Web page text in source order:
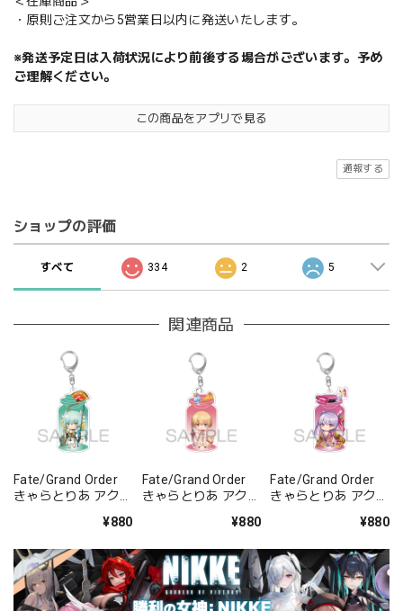
・原則ご注文から5営業日以内に発送いたします。
※発送予定日は入荷状況により前後する場合がございます。予め
ご理解ください。
この商品をアプリで見る
通報する
ショップの評価
すべて 334 2 5
関連商品
Fate/Grand Order
きゃらとりあ アクリ
¥880
Fate/Grand Order
きゃらとりあ アクリ
¥880
Fate/Grand Order
きゃらとりあ アクリ
バー/パッションリ
¥880